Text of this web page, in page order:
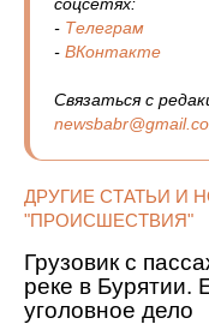
соцсетях:
- Телеграм
- ВКонтакте
Связаться с
ДРУГИЕ СТАТЬИ И
"ПРОИСШЕСТВИЯ"
Грузовик с
реке в Бурятии.
уголовное дело